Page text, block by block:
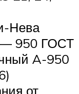
Нева
— 950 ГОСТ
A-950
от